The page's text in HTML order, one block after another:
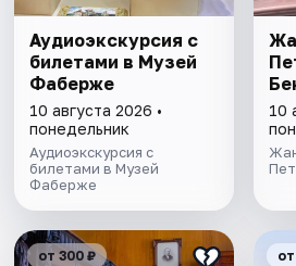
Аудиоэкскурсия с
билетами в Музей
Фаберже
10 августа 2026 •
понедельник
Аудиоэкскурсия с
билетами в Музей
Фаберже
10
от 300 ₽